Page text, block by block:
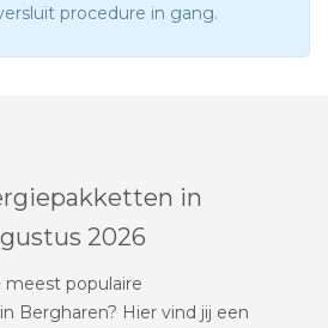
procedure in gang.
in
2026
populaire
Bergharen? Hier vind jij een